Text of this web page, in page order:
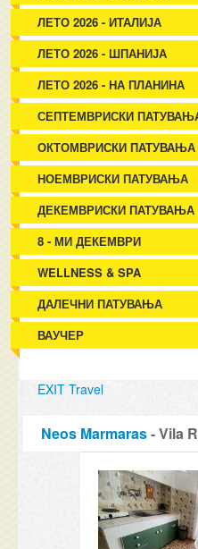
ЛЕТО 2026 - ИТАЛИЈА
ЛЕТО 2026 - ШПАНИЈА
ЛЕТО 2026 - НА ПЛАНИНА
СЕПТЕМВРИСКИ
ОКТОМВРИСКИ ПАТУВАЊА
НОЕМВРИСКИ ПАТУВАЊА
ДЕКЕМВРИСКИ ПАТУВАЊА
8 - МИ ДЕКЕМВРИ
WELLNESS & SPA
ДАЛЕЧНИ ПАТУВАЊА
ВАУЧЕР
EXIT Travel
Neos Marmaras- Vila